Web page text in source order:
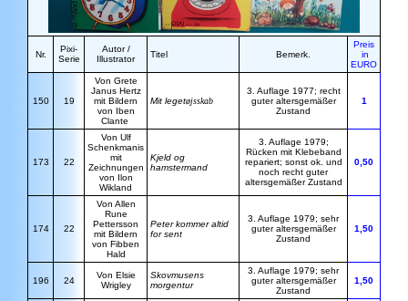
Nr.
Pixi-
Serie
Autor /
Illustrator
Titel Bemerk.
Preis
in
EURO
150 19
Von Grete
Janus Hertz
mit Bildern
von Iben
Clante
Mit legetøjsskab
3. Auflage 1977; recht
guter altersgemäßer
Zustand
1
173 22
Von Ulf
Schenkmanis
mit
Zeichnungen
von Ilon
Wikland
Kjeld og
hamstermand
3. Auflage 1979;
Rücken mit Klebeband
repariert; sonst ok. und
noch recht guter
altersgemäßer Zustand
0,50
174 22
Von Allen
Rune
Pettersson
mit Bildern
von Fibben
Hald
Peter kommer altid
for sent
3. Auflage 1979; sehr
guter altersgemäßer
Zustand
1,50
196 24
Von Elsie
Wrigley
Skovmusens
morgentur
3. Auflage 1979; sehr
guter altersgemäßer
Zustand
1,50